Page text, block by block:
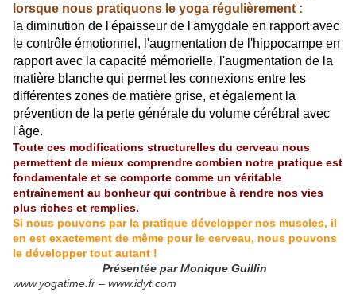
lorsque nous pratiquons le yoga régulièrement :
la diminution de l'épaisseur de l'amygdale en rapport avec
le contrôle émotionnel, l'augmentation de l'hippocampe en
rapport avec la capacité mémorielle, l'augmentation de la
matière blanche qui permet les connexions entre les
différentes zones de matière grise, et également la
prévention de la perte générale du volume cérébral avec
l'âge.
Toute ces modifications structurelles du cerveau nous
permettent de mieux comprendre combien notre pratique est
fondamentale et se comporte comme un véritable
entraînement au bonheur qui contribue à rendre nos vies
plus riches et remplies.
Si nous pouvons par la pratique développer nos muscles, il
en est exactement de même pour le cerveau, nous pouvons
le développer tout autant !
Présentée par Monique Guillin
www.yogatime.fr – www.idyt.com